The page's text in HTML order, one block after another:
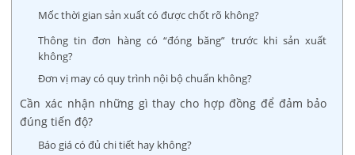
Mốc thời gian sản xuất có được chốt rõ không?
Thông tin đơn hàng có “đóng băng” trước khi sản xuất
không?
Đơn vị may có quy trình nội bộ chuẩn không?
Cần xác nhận những gì thay cho hợp đồng để đảm bảo
đúng tiến độ?
Báo giá có đủ chi tiết hay không?